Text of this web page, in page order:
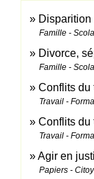
Famille -
Divorce,
Famille -
Conflits du
Travail -
Conflits du
Travail -
Agir en
Papiers -